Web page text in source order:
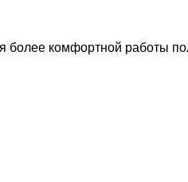
более комфортной работы